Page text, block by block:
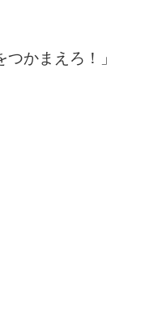
つかまえろ！」